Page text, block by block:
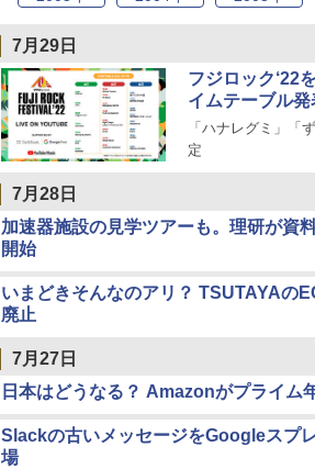
7月29日
フジロック‘22
イムテーブル発
「ハナレグミ」「
定
7月28日
加速器施設の見学ツアーも。理研が資
開始
いまどきそんなのアリ？ TSUTAYAの
廃止
7月27日
日本はどうなる？ Amazonがプライム
Slackの古いメッセージをGoogleスプ
場